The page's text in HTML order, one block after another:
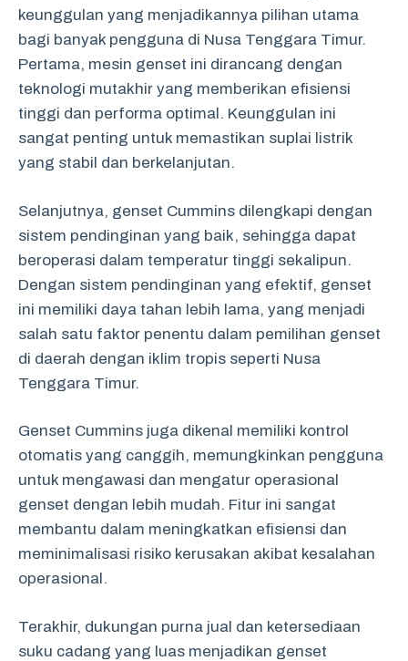
keunggulan yang menjadikannya pilihan utama
bagi banyak pengguna di Nusa Tenggara Timur.
Pertama, mesin genset ini dirancang dengan
teknologi mutakhir yang memberikan efisiensi
tinggi dan performa optimal. Keunggulan ini
sangat penting untuk memastikan suplai listrik
yang stabil dan berkelanjutan.
Selanjutnya, genset Cummins dilengkapi dengan
sistem pendinginan yang baik, sehingga dapat
beroperasi dalam temperatur tinggi sekalipun.
Dengan sistem pendinginan yang efektif, genset
ini memiliki daya tahan lebih lama, yang menjadi
salah satu faktor penentu dalam pemilihan genset
di daerah dengan iklim tropis seperti Nusa
Tenggara Timur.
Genset Cummins juga dikenal memiliki kontrol
otomatis yang canggih, memungkinkan pengguna
untuk mengawasi dan mengatur operasional
genset dengan lebih mudah. Fitur ini sangat
membantu dalam meningkatkan efisiensi dan
meminimalisasi risiko kerusakan akibat kesalahan
operasional.
Terakhir, dukungan purna jual dan ketersediaan
suku cadang yang luas menjadikan genset